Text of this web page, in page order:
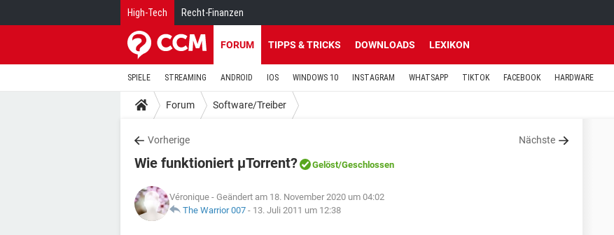
High-Tech Recht-Finanzen
FORUM TIPPS & TRICKS DOWNLOADS LEXIKON
SPIELE STREAMING ANDROID IOS WINDOWS 10 INSTAGRAM WHATSAPP TIKTOK FACEBOOK HARDWARE
Forum Software/Treiber
Vorherige Nächste
Wie funktioniert µTorrent? Gelöst/Geschlossen
Véronique - Geändert am 18. November 2020 um 04:02
The Warrior 007 - 13. Juli 2011 um 12:38